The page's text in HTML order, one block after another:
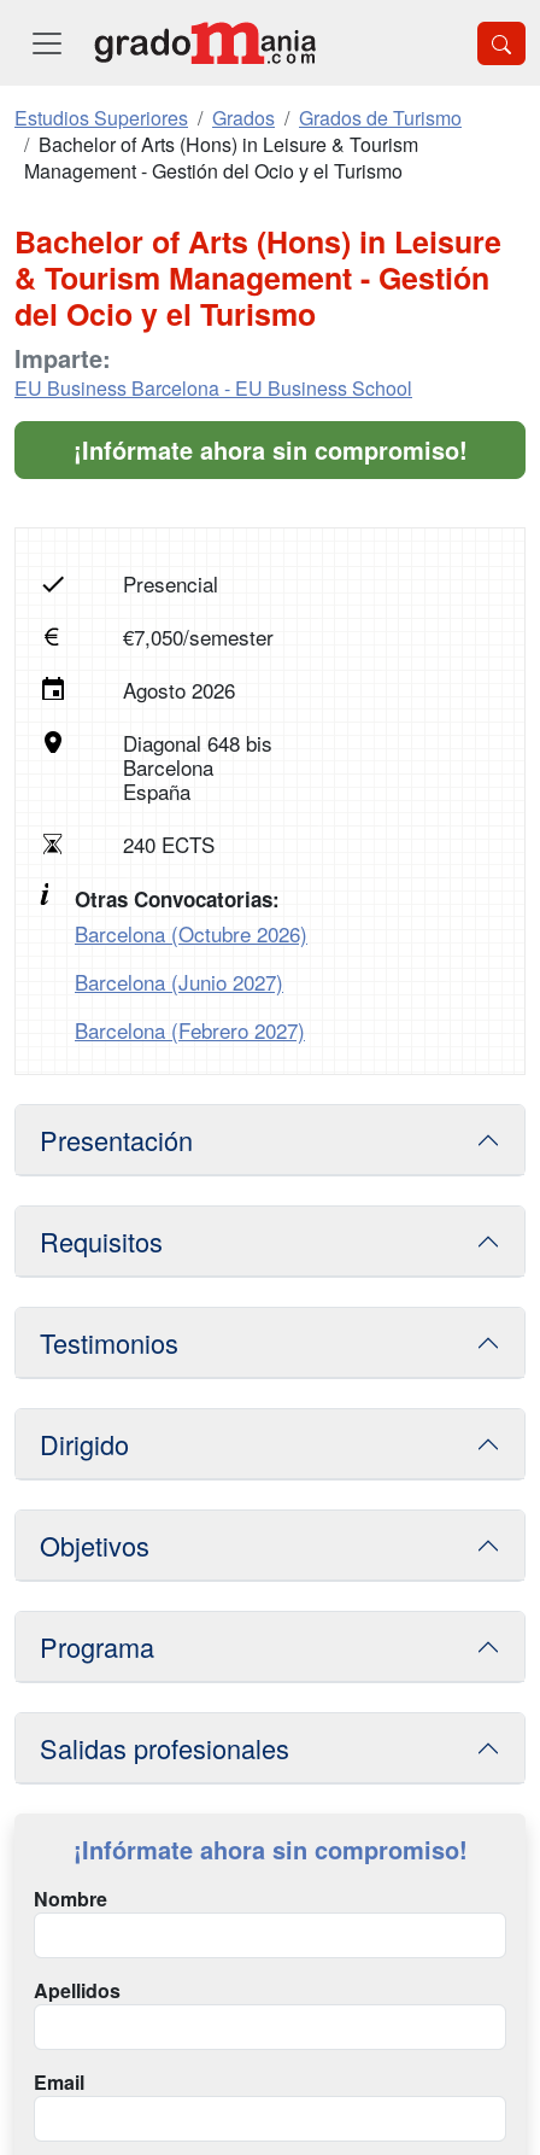
Estudios Superiores Grados
Grados de Turismo
Bachelor of Arts (Hons) in Leisure & Tourism
Management - Gestión del Ocio y el Turismo
Bachelor of Arts (Hons) in Leisure
& Tourism Management - Gestión
del Ocio y el Turismo
Imparte:
EU Business Barcelona - EU Business School
¡Infórmate ahora sin compromiso!
Presencial
€7,050/semester
Agosto 2026
Diagonal 648 bis
Barcelona
España
240 ECTS
Otras Convocatorias:
Barcelona (Octubre 2026)
Barcelona (Junio 2027)
Barcelona (Febrero 2027)
Presentación
Requisitos
Testimonios
Dirigido
Objetivos
Programa
Salidas profesionales
¡Infórmate ahora sin compromiso!
Nombre
Apellidos
Email